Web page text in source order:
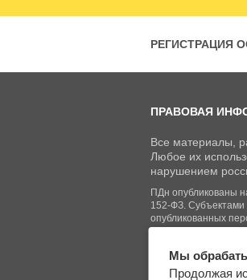
РЕГИСТРАЦИЯ
ПРАВОВАЯ
Все материалы,
Любое их
нарушением
ПДн опубликованы
152-ФЗ. Субъектами
опубликованных
© Regberry.ru,
Мы
Продолжая